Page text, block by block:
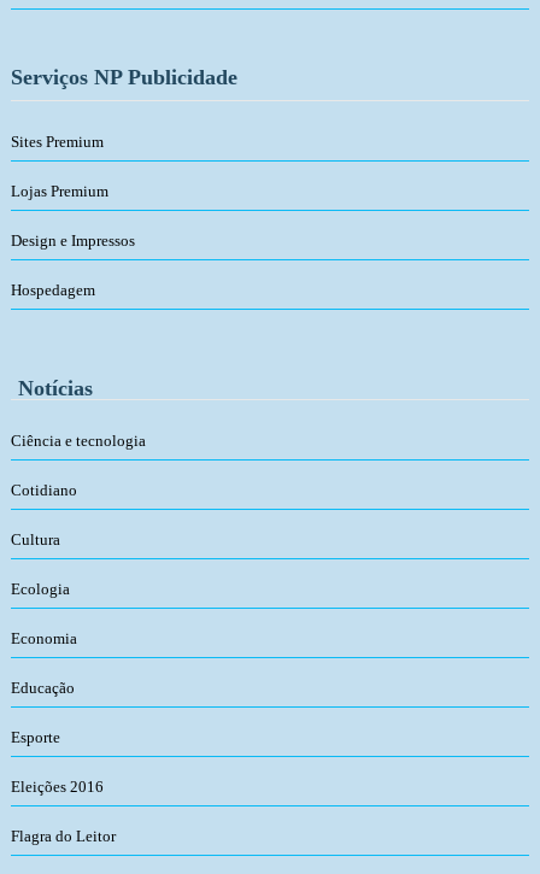
Serviços NP Publicidade
Sites Premium
Lojas Premium
Design e Impressos
Hospedagem
Notícias
Ciência e tecnologia
Cotidiano
Cultura
Ecologia
Economia
Educação
Esporte
Eleições 2016
Flagra do Leitor